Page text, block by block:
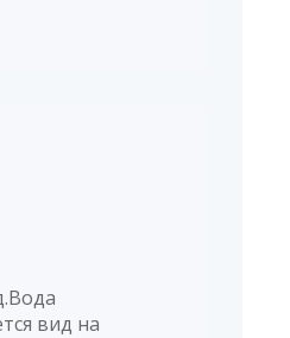
вид на